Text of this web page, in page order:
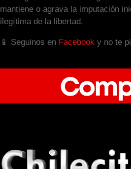
mantiene o agrava la imputación
ilegítima de la libertad.
📱 Seguinos en Facebook y no te